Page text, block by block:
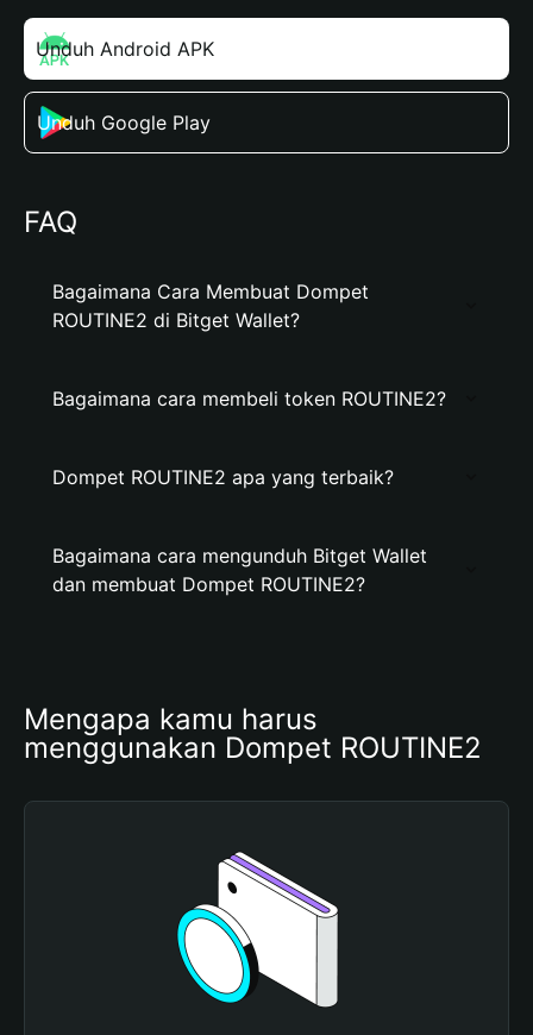
Unduh Android APK
Unduh Google Play
FAQ
Bagaimana Cara Membuat Dompet
ROUTINE2 di Bitget Wallet?
Bagaimana cara membeli token ROUTINE2?
Dompet ROUTINE2 apa yang terbaik?
Bagaimana cara mengunduh Bitget Wallet
dan membuat Dompet ROUTINE2?
Mengapa kamu harus
menggunakan Dompet ROUTINE2